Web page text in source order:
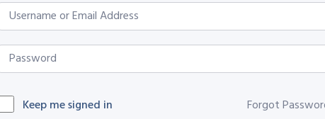
Keep me signed in Forgot